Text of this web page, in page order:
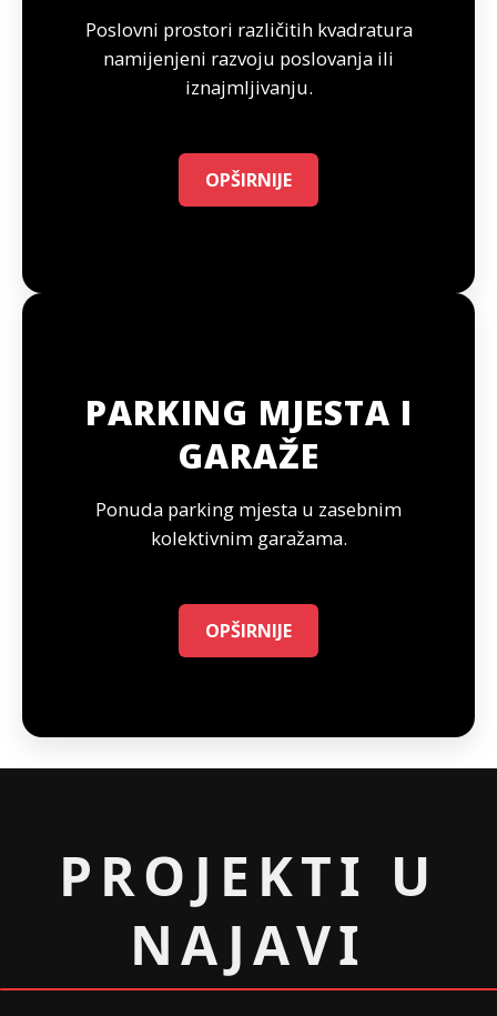
Poslovni prostori različitih kvadratura
namijenjeni razvoju poslovanja ili
iznajmljivanju.
OPŠIRNIJE
PARKING MJESTA I
GARAŽE
Ponuda parking mjesta u zasebnim
kolektivnim garažama.
OPŠIRNIJE
PROJEKTI U
NAJAVI